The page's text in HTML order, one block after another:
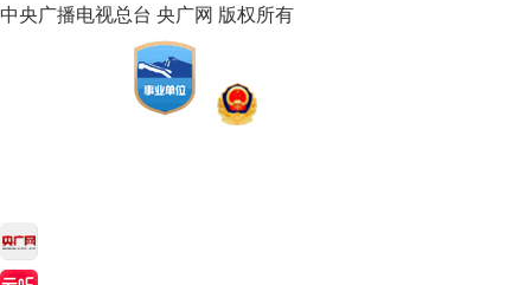
中央广播电视总台 央广网 版权所有